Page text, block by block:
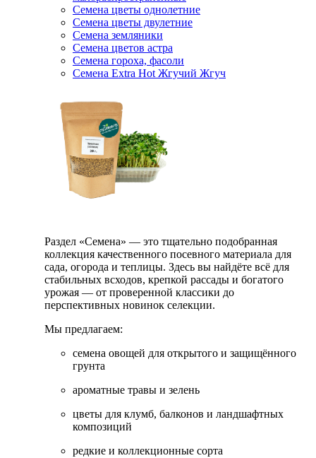
Семена цветы однолетние
Семена цветы двулетние
Семена земляники
Семена цветов астра
Семена гороха, фасоли
Семена Extra Hot Жгучий Жгуч
Раздел «Семена» — это тщательно подобранная
коллекция качественного посевного материала для
сада, огорода и теплицы. Здесь вы найдёте всё для
стабильных всходов, крепкой рассады и богатого
урожая — от проверенной классики до
перспективных новинок селекции.
Мы предлагаем:
семена овощей для открытого и защищённого
грунта
ароматные травы и зелень
цветы для клумб, балконов и ландшафтных
композиций
редкие и коллекционные сорта